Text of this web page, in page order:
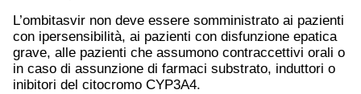
L’ombitasvir non deve essere somministrato ai pazienti
con ipersensibilità, ai pazienti con disfunzione epatica
grave, alle pazienti che assumono contraccettivi orali o
in caso di assunzione di farmaci substrato, induttori o
inibitori del citocromo CYP3A4.